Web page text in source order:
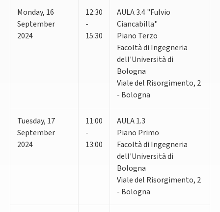
Monday, 16
September
2024
12:30
-
15:30
AULA 3.4 "Fulvio
Ciancabilla"
Piano Terzo
Facoltà di Ingegneria
dell'Università di
Bologna
Viale del Risorgimento, 2
- Bologna
Tuesday, 17
September
2024
11:00
-
13:00
AULA 1.3
Piano Primo
Facoltà di Ingegneria
dell'Università di
Bologna
Viale del Risorgimento, 2
- Bologna